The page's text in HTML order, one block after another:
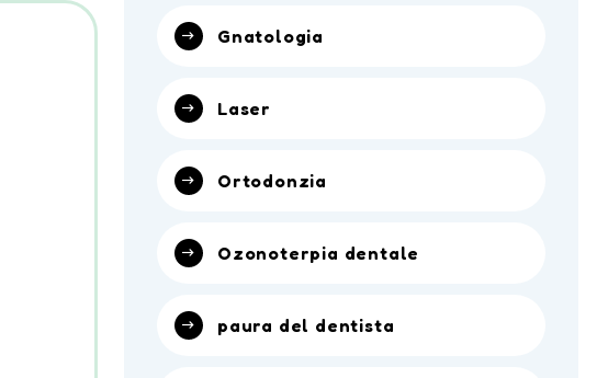
Gnatologia
Laser
Ortodonzia
Ozonoterpia dentale
paura del dentista